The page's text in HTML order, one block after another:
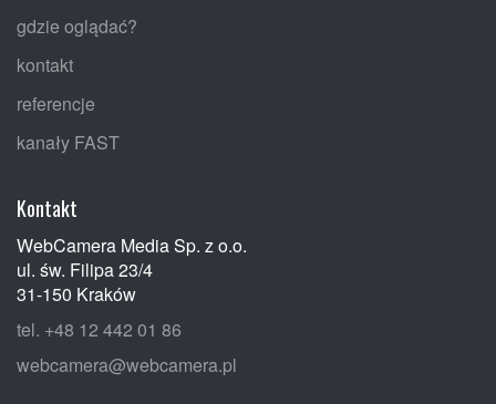
gdzie oglądać?
kontakt
referencje
kanały FAST
Kontakt
WebCamera Media Sp. z o.o.
ul. św. Filipa 23/4
31-150 Kraków
tel. +48 12 442 01 86
webcamera@webcamera.pl